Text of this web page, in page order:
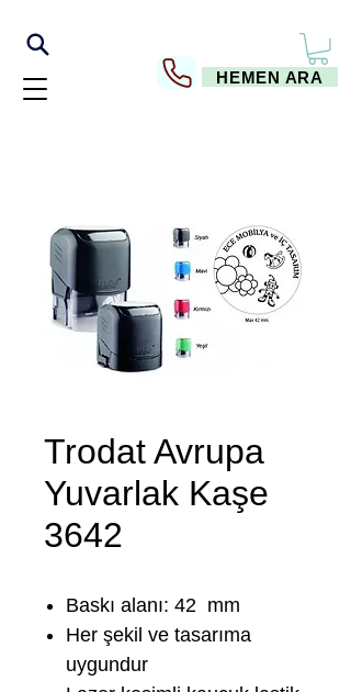
HEMEN ARA
Trodat Avrupa
Yuvarlak Kaşe
3642
Baskı alanı: 42 mm
Her şekil ve tasarıma
uygundur